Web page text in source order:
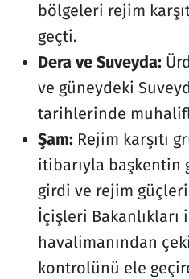
bölgeleri rejim
geçti.
Dera ve Suveyda:
ve güneydeki
tarihlerinde
Şam:Rejim karşıtı
itibarıyla başkentin
girdi ve rejim
İçişleri Bakanlıkları
havalimanından
kontrolünü ele